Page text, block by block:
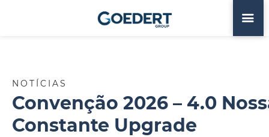
NOTÍCIAS
Convenção 2026 – 4.0
Constante Upgrade